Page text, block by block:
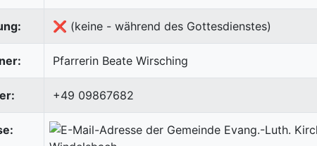
❌ (keine - während des Gottesdienstes)
Pfarrerin Beate Wirsching
+49 09867682